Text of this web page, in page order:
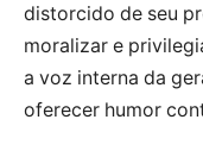
distorcido de seu
moralizar e
a voz interna da
oferecer humor